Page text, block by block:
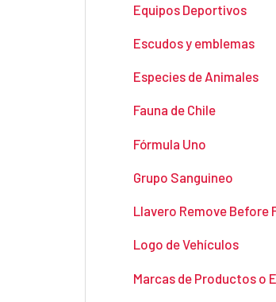
Equipos Deportivos
Escudos y emblemas
Especies de Animales
Fauna de Chile
Fórmula Uno
Grupo Sanguineo
Llavero Remove Before
Logo de Vehículos
Marcas de Productos o